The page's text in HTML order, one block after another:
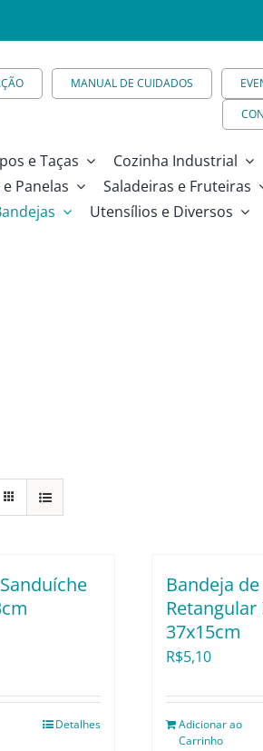
MANUAL DE CUIDADOS
e Taças Cozinha Industrial
Panelas Saladeiras e Fruteiras
Utensílios e Diversos
Detalhes
Bandeja
37x15cm
R$5,10
Adicionar ao
Carrinho